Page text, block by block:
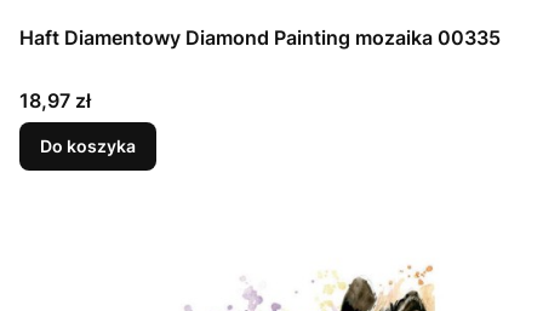
Haft Diamentowy Diamond Painting mozaika 00335
Cena
18,97 zł
Do koszyka